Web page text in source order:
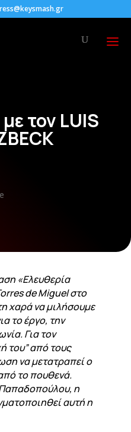
τον LUIS
«Ελευθερία
de Miguel στο
χαρά να μιλήσουμε
το έργο, την
Για τον
του” από τους
να μετατραπεί ο
το πουθενά.
η
αυτή η